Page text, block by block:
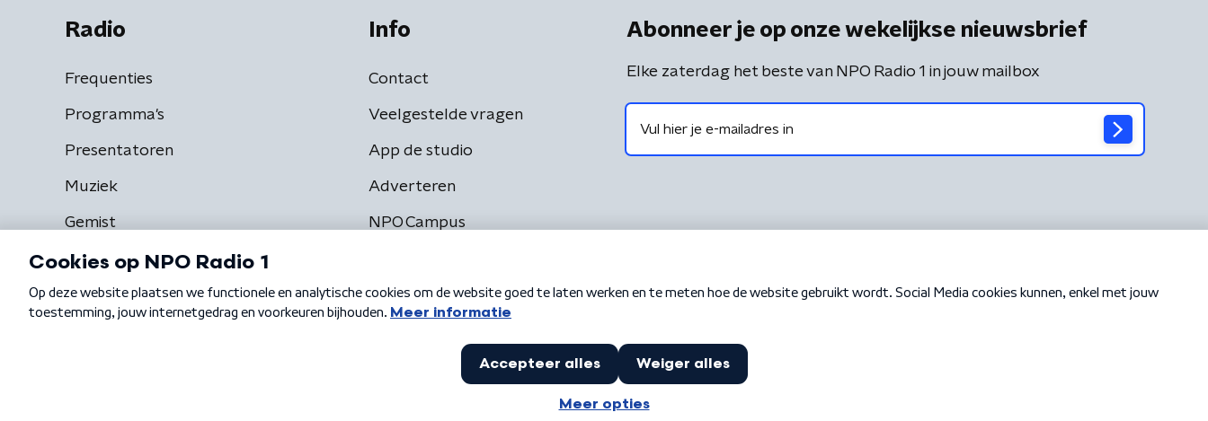
Radio
Frequenties
Programma's
Presentatoren
Muziek
Gemist
Info
Contact
Veelgestelde vragen
App de studio
Adverteren
NPO Campus
Abonneer je op onze wekelijkse nieuwsbrief
Elke zaterdag het beste van NPO Radio 1 in jouw mailbox
Algemene voorwaarden Privacybeleid